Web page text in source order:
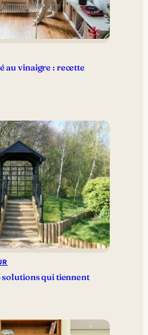
au vinaigre : recette
solutions qui tiennent